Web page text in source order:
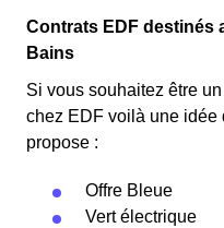
Contrats EDF destinés
Bains
Si vous souhaitez être
chez EDF voilà une idée
propose :
Offre Bleue
Vert électrique